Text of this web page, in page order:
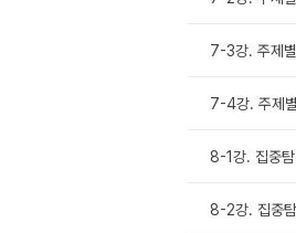
7-3강. 주제
7-4강. 주제
8-1강. 집중
8-2강. 집중